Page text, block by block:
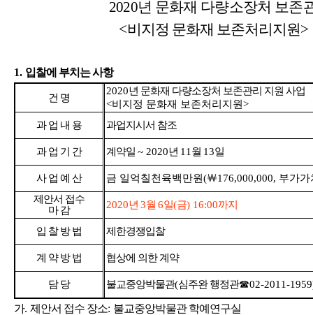
2020년 문화재 다량소장처 보존
<비지정 문화재 보존처리지원>
1. 입찰에 부치는 사항
건 명
2020년 문화재 다량소장처 보존관리 지원 사업
<비지정 문화재 보존처리지원>
과 업 내 용
과업지시서 참조
과 업 기 간 계약일 ~ 2020년 11 월 13일
사 업 예 산 금 일억칠천육백만원(￦176,000,000, 부가가
제안서 접수
마 감
2020년 3월 6일(금) 16:00까지
입 찰 방 법 제한경쟁입찰
계 약 방 법 협상에 의한 계약
담 당 불교중앙박물관(심주완 행정관☎02-2011-
가. 제안서 접수 장소: 불교중앙박물관 학예연구실